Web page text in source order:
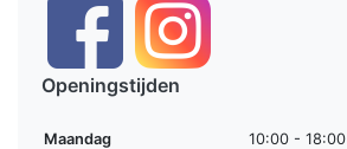
Openingstijden
Maandag
10:00 - 18:00